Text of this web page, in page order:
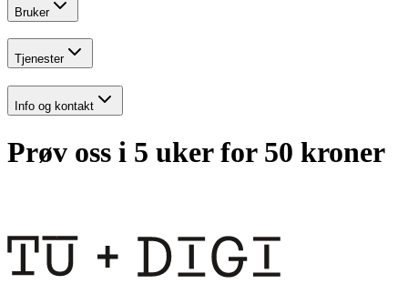
Bruker
Tjenester
Info og kontakt
Prøv oss i 5 uker for 50 kroner